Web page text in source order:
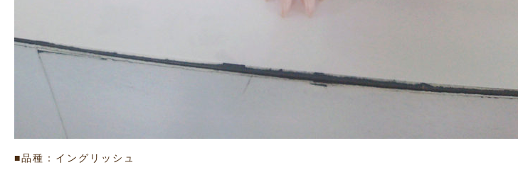
■品種：イングリッシュ